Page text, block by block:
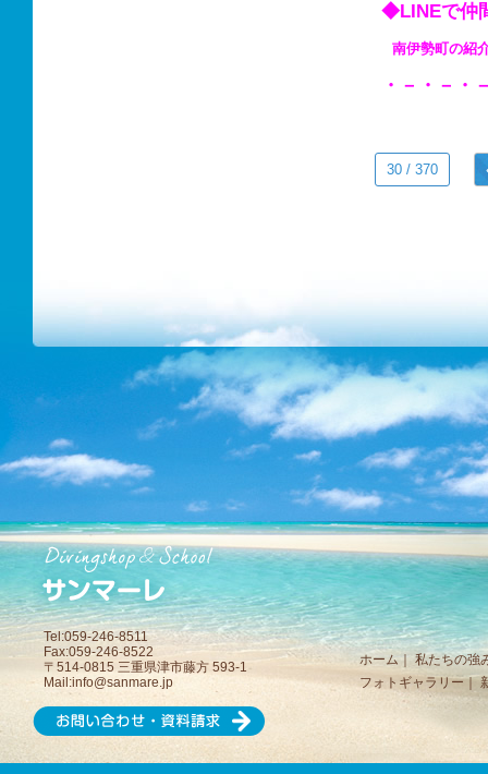
◆LINEで
南伊勢町
・－・－・
30 / 370
Tel:059-246-8511
Fax:059-246-8522
〒514-0815 三重県津市藤方 593-1
Mail:info@sanmare.jp
ホーム
私たちの強
フォトギャラリー｜